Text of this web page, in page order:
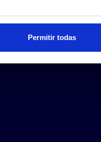
Permitir todas